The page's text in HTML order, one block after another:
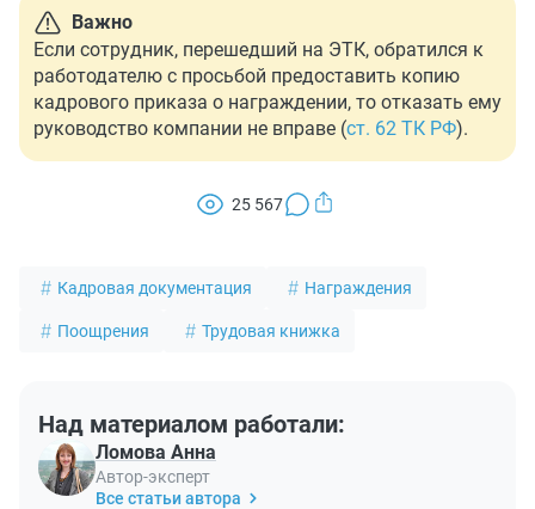
Важно
Если сотрудник, перешедший на ЭТК, обратился к
работодателю с просьбой предоставить копию
кадрового приказа о награждении, то отказать ему
руководство компании не вправе (ст. 62 ТК РФ).
25 567
Кадровая документация Награждения
Поощрения Трудовая книжка
Над материалом работали:
Ломова Анна
Автор-эксперт
Все статьи автора